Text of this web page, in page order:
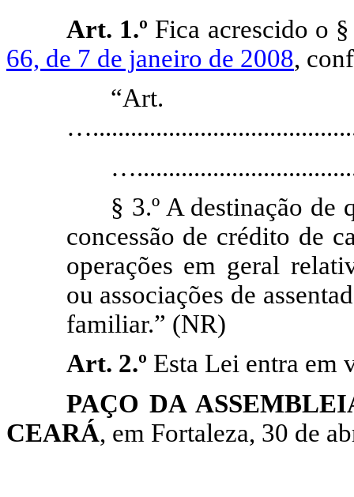
Art. 1.º Fica acrescido o
66, de 7 de janeiro de 2008,
§ 3.º A destinação de
concessão de crédito de
operações em geral
ou associações de
familiar.” (NR)
Art. 2.º Esta Lei entra em
PAÇO DA
CEARÁ, em Fortaleza, 30 de